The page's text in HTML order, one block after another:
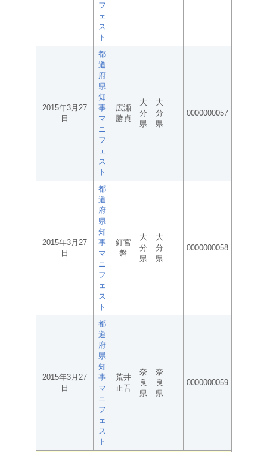
フ
ェ
ス
ト
2015年3月27
日
都
道
府
県
知
事
マ
ニ
フ
ェ
ス
ト
広瀬
勝貞
大
分
県
大
分
県
0000000057
2015年3月27
日
都
道
府
県
知
事
マ
ニ
フ
ェ
ス
ト
釘宮
磐
大
分
県
大
分
県
0000000058
2015年3月27
日
都
道
府
県
知
事
マ
ニ
フ
ェ
ス
ト
荒井
正吾
奈
良
県
奈
良
県
0000000059